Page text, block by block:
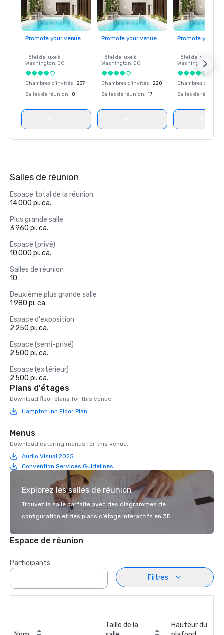
Promote your venue
Hôtel de luxe à
Washington, DC
Chambres d'invités: 237
Salles de réunion: 8
Promote your venue
Hôtel de luxe à
Washington, DC
Chambres d'invités: 220
Salles de réunion: 17
Promote your
Hôtel de luxe à
Washington
Chambres
Salles de réunion
Salles de réunion
Espace total de la réunion
14 000 pi. ca.
Plus grande salle
3 960 pi. ca.
Espace (privé)
10 000 pi. ca.
Salles de réunion
10
Deuxième plus grande salle
1 980 pi. ca.
Espace d'exposition
2 250 pi. ca.
Espace (semi-privé)
2 500 pi. ca.
Espace (extérieur)
2 500 pi. ca.
Plans d'étages
Download floor plans for this venue.
Hampton Inn Floor Plan
Menus
Download catering menus for this venue.
Audio Visual 2025
Convention Services Guidelines
Explorez les salles de réunion
Trouvez la salle parfaite avec des diagrammes de
configuration et des plans d’étage interactifs en 3D.
Espace de réunion
Participants
Filtres
Taille de la
Hauteur du